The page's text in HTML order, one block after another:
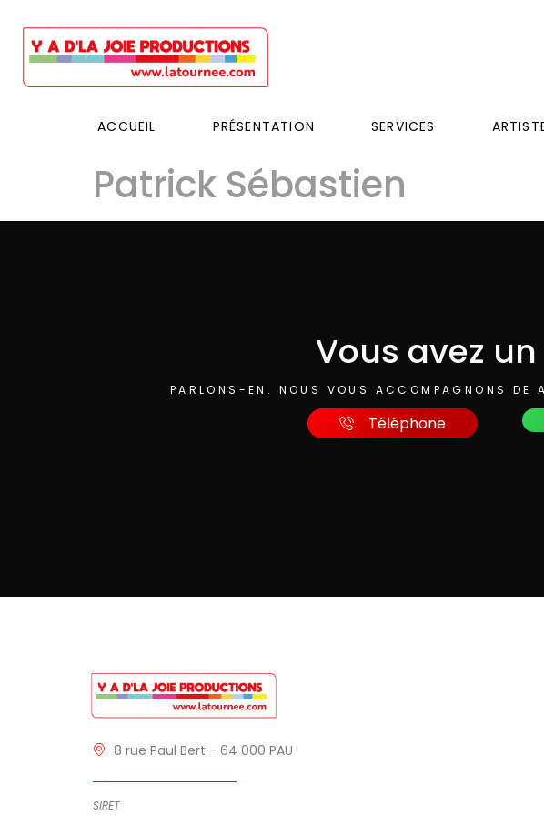
ACCUEIL PRÉSENTATION SERVICES
Patrick Sébastien
Vous avez
PARLONS-EN. NOUS VOUS ACCOMPAGNONS DE
Téléphone
8 rue Paul Bert - 64 000 PAU
SIRET